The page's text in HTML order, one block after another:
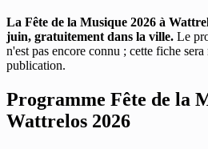
La Fête de la Musique 2026 à
juin, gratuitement dans la ville. Le
n'est pas encore connu ; cette fiche sera
publication.
Programme Fête de la
Wattrelos 2026